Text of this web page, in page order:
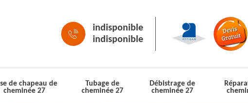
indisponible
indisponible
de chapeau de
cheminée 27
Tubage de
cheminée 27
Débistrage de
cheminée 27